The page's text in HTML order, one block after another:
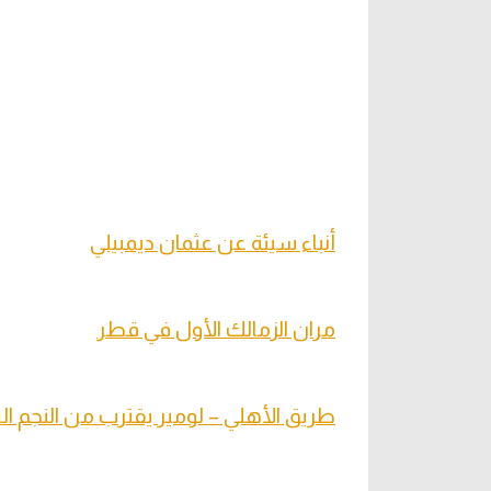
أنباء سيئة عن عثمان ديمبيلي
مران الزمالك الأول في قطر
طريق الأهلي – لومير يقترب من النجم